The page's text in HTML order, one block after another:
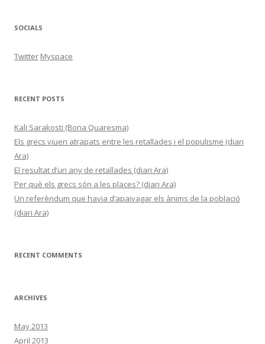
SOCIALS
Twitter Myspace
RECENT POSTS
Kali Sarakosti (Bona Quaresma)
Els grecs viuen atrapats entre les retallades i el populisme (diari
Ara)
El resultat d’un any de retallades (diari Ara)
Per què els grecs són a les places? (diari Ara)
Un referèndum que havia d’apaivagar els ànims de la població
(diari Ara)
RECENT COMMENTS
ARCHIVES
May 2013
April 2013